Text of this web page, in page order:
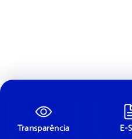
Transparência E-